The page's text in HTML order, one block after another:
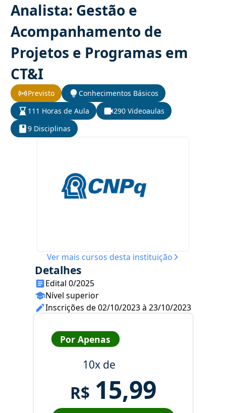
Analista: Gestão e
Acompanhamento de
Projetos e Programas em
CT&I
Previsto
Conhecimentos Básicos
111 Horas de Aula
290 Videoaulas
9 Disciplinas
Ver mais cursos desta instituição
Detalhes
Edital 0/2025
Nível superior
Inscrições de 02/10/2023 à 23/10/2023
Por Apenas
10x de
R$ 15,99